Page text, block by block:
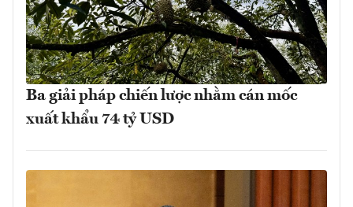
Ba giải pháp chiến lược nhằm cán mốc
xuất khẩu 74 tỷ USD